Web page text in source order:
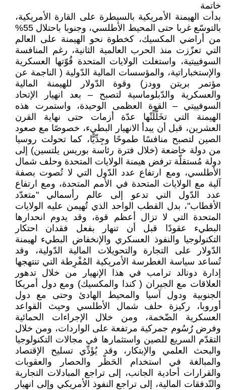
خاتمة
بدأت الهيمنة الأمريكية بالسيطرة على القارة الأمريكية،
بالتوسّع غربا حتى المحيط الأطلسي، وجنوبا باحتلال 55%
من أراضي المكسيك، كخطوة نحو الهيمنة على العالم
التي تعزّزت منذ الحرب العالمية الثانية، رغم المنافسة
السوفييتية، واستغلت الولايات المتحدة قُوّتها العسكرية
والإستخباراتية، والمؤسسات المالية الدّولية ( الناجمة عن
مؤتمر بريتن وودز) وقوة الدّولار للهيمنة المالية
والعسكرية والدّبلوماسية لتصبح – بعد انهيار الإتحاد
السوفييتي – القوة العظمى الوحيدة، واستمرت هذه
الهيمنة التي تخَلَّلَتْها عدّة أزمات حتى نهاية القرن
العشرين، قبل أن يبدأ الانهيار البطيء، خصوصًا مع صعود
الصين لتصبح منافسًا طموحًا وجِدِّيًّا، كما تحولت روسيا
من دولة خاضعة (خلال فترة رئاسة بوريس يلتسين) إلى
دولة مُستقلّة ترفض هيمنة الولايات المتحدة وحلف شمال
الأطلسي، ومع ارتفاع عدد الدّول التي لا تُصوت بصفة
آلية مع الولايات المتحدة في الأمم المتحدة، ومع ارتفاع
عدد الدّول التي تدعو إلى عالم رأسمالي "متعدّد
الأقطاب"، بدل القطب الواحد الذي تُهيمن عليه الولايات
المتحدة التي لا تزال أعظم قوة، وقد يدوم انحدارها
البطيء عقودًا قبل أن تنهار بفعل فقدان احتكار
التكنولوجيا والنفوذ العسكري والإنخفاض البطيء لهيمنة
الدّولار على التجارة والتحويلات المالية الدّولية، وقد
تُساعد سياسة الغطرسة الأمريكية المُفْرِطة التي تنتهجها
إدارة دونالد ترامب في هذا الإنهيار من خلال تدهور
العلاقات مع الجيران ( كندا والمكسيك) ومع دول أمريكا
الجنوبية ودول آسيا والمحيط الهادئ وحتى مع دول
أوروبا، ركيزة حلف شمال الأطلسي وحيث القواعد
العسكرية الضّخمة، ومن خلال الإجراءات الحمائية
وفرض رُسُوم جمركية مرتفعة على الواردات، ومن خلال
التقدّم السريع للصين واستثمارها في مجالات التكنولوجيا
والبحث العلمي والإبتكار، وقد يُؤَدِّي تسليح الإقتصاد
والمبالغة في استخدام الحَظْر والحصار والعقوبات
والقرارات أحادية الجانب، إلى تراجع المبادلات التجارية
والتّدفقات المالية، إلى تراجع النفوذ الأمريكي وإلى انهيار